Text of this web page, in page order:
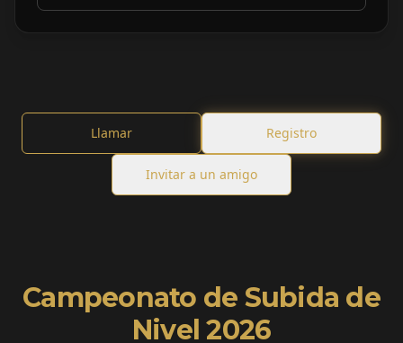
Llamar Registro
Invitar a un amigo
Campeonato de Subida de
Nivel 2026